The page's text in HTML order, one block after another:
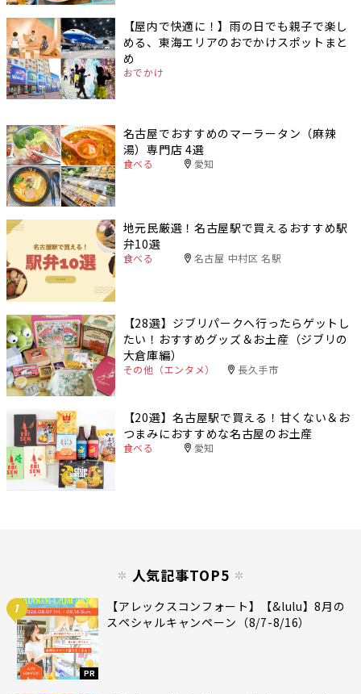
【屋内で快適に！】雨の日でも親子で楽し
める、東海エリアのおでかけスポットまと
め
おでかけ
名古屋でおすすめのマーラータン（麻辣
湯）専門店 4選
食べる 愛知
地元民厳選！名古屋駅で買えるおすすめ駅
弁10選
食べる 名古屋 中村区 名駅
【28選】ジブリパークへ行ったらゲットし
たい！おすすめグッズ＆お土産（ジブリの
大倉庫編）
その他（エンタメ） 長久手市
【20選】名古屋駅で買える！甘くない＆お
つまみにおすすめな名古屋のお土産
食べる 愛知
人気記事TOP5
1
PR
【アレックスコンフォート】【&lulu】8月の
スペシャルキャンペーン（8/7-8/16）